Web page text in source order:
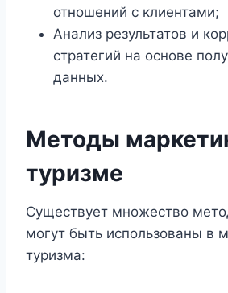
отношений с клиентами;
Анализ результатов и
стратегий на основе
данных.
Методы
туризме
Существует множество
могут быть использованы в
туризма: